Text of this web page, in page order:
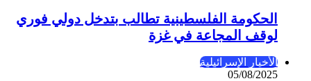
الحكومة الفلسطينية تطالب بتدخل دولي فوري
لوقف المجاعة في غزة
الأخبار الإسرائيلية
05/08/2025